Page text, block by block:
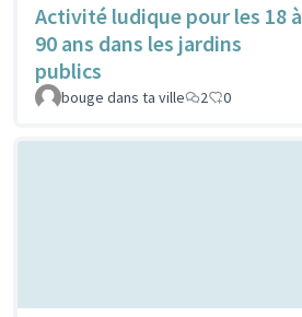
Activité ludique pour les 18 à
90 ans dans les jardins
publics
bouge dans ta ville 2 0